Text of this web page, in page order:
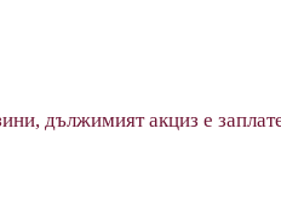
дължимият акциз е